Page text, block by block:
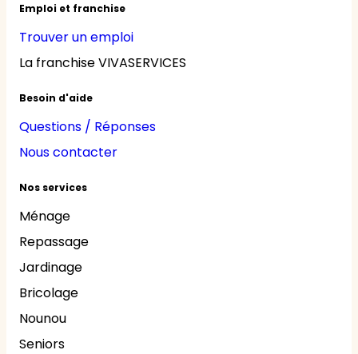
Emploi et franchise
Trouver un emploi
La franchise VIVASERVICES
Besoin d'aide
Questions / Réponses
Nous contacter
Nos services
Ménage
Repassage
Jardinage
Bricolage
Nounou
Seniors